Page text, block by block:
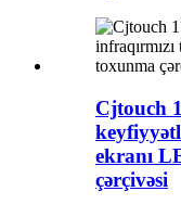
Cjtouch
ekranı
çərçivəsi